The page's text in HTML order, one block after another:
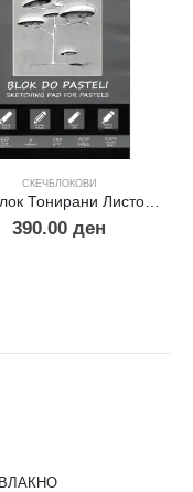
СКЕЧБЛОКОВИ
Скечблок Тонирани Листови за Пастел А5
390.00 ден